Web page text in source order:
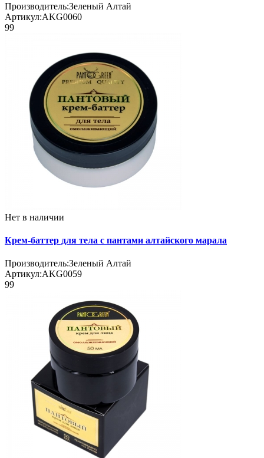
Производитель:Зеленый Алтай
Артикул:AKG0060
99
Нет в наличии
Крем-баттер для тела с пантами алтайского марала
Производитель:Зеленый Алтай
Артикул:AKG0059
99